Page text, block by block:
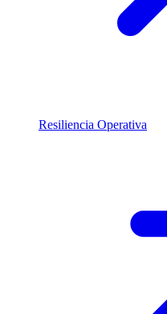
Resiliencia Operativa